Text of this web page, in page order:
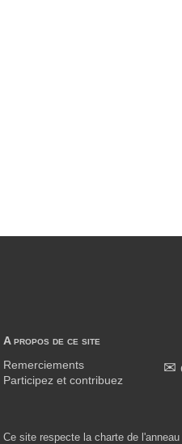
A propos de ce site
Remerciements
Participez et contribuez
Ce site respecte la charte de l'anneau